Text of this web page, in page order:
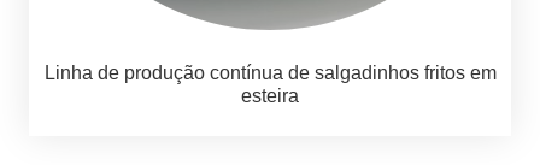
Linha de produção contínua de salgadinhos fritos em
esteira